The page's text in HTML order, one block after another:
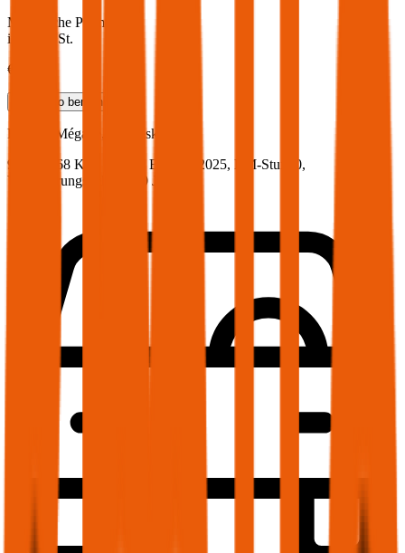
Monatliche Prämie
inkl. mVSt.
€ 62,27
Teilkasko berechnen
Renault
Mégane, Vollkasko
92.4 PS/68 KW, hybrid, Baujahr 2025, BM-Stufe 0,
Versicherungsnehmer 30 Jahre